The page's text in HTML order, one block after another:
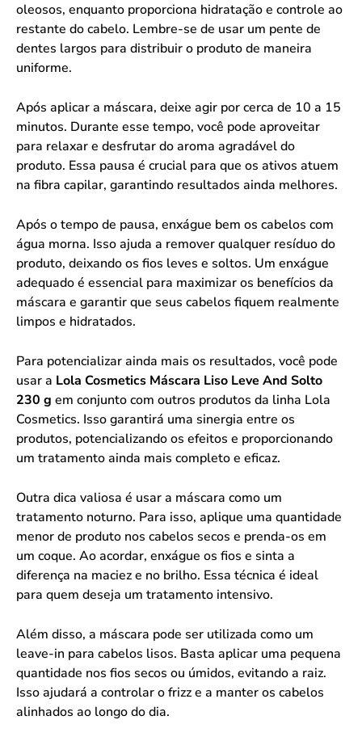
oleosos, enquanto proporciona hidratação e controle ao
restante do cabelo. Lembre-se de usar um pente de
dentes largos para distribuir o produto de maneira
uniforme.
Após aplicar a máscara, deixe agir por cerca de 10 a 15
minutos. Durante esse tempo, você pode aproveitar
para relaxar e desfrutar do aroma agradável do
produto. Essa pausa é crucial para que os ativos atuem
na fibra capilar, garantindo resultados ainda melhores.
Após o tempo de pausa, enxágue bem os cabelos com
água morna. Isso ajuda a remover qualquer resíduo do
produto, deixando os fios leves e soltos. Um enxágue
adequado é essencial para maximizar os benefícios da
máscara e garantir que seus cabelos fiquem realmente
limpos e hidratados.
Para potencializar ainda mais os resultados, você pode
usar a Lola Cosmetics Máscara Liso Leve And Solto
230 g em conjunto com outros produtos da linha Lola
Cosmetics. Isso garantirá uma sinergia entre os
produtos, potencializando os efeitos e proporcionando
um tratamento ainda mais completo e eficaz.
Outra dica valiosa é usar a máscara como um
tratamento noturno. Para isso, aplique uma quantidade
menor de produto nos cabelos secos e prenda-os em
um coque. Ao acordar, enxágue os fios e sinta a
diferença na maciez e no brilho. Essa técnica é ideal
para quem deseja um tratamento intensivo.
Além disso, a máscara pode ser utilizada como um
leave-in para cabelos lisos. Basta aplicar uma pequena
quantidade nos fios secos ou úmidos, evitando a raiz.
Isso ajudará a controlar o frizz e a manter os cabelos
alinhados ao longo do dia.